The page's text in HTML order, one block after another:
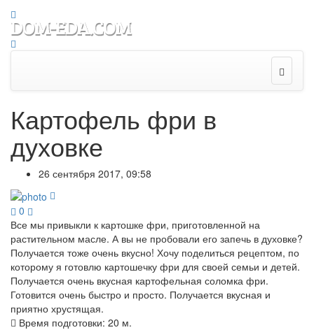
Картофель фри в
духовке
26 сентября 2017, 09:58
0
Все мы привыкли к картошке фри, приготовленной на
растительном масле. А вы не пробовали его запечь в духовке?
Получается тоже очень вкусно! Хочу поделиться рецептом, по
которому я готовлю картошечку фри для своей семьи и детей.
Получается очень вкусная картофельная соломка фри.
Готовится очень быстро и просто. Получается вкусная и
приятно хрустящая.
Время подготовки: 20 м.